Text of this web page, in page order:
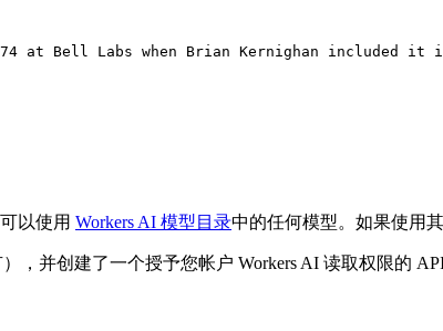
at Bell Labs when Brian Kernighan included
以使用 Workers AI 模型目录中的任何模型。如果使用
，并创建了一个授予您帐户 Workers AI 读取权限的